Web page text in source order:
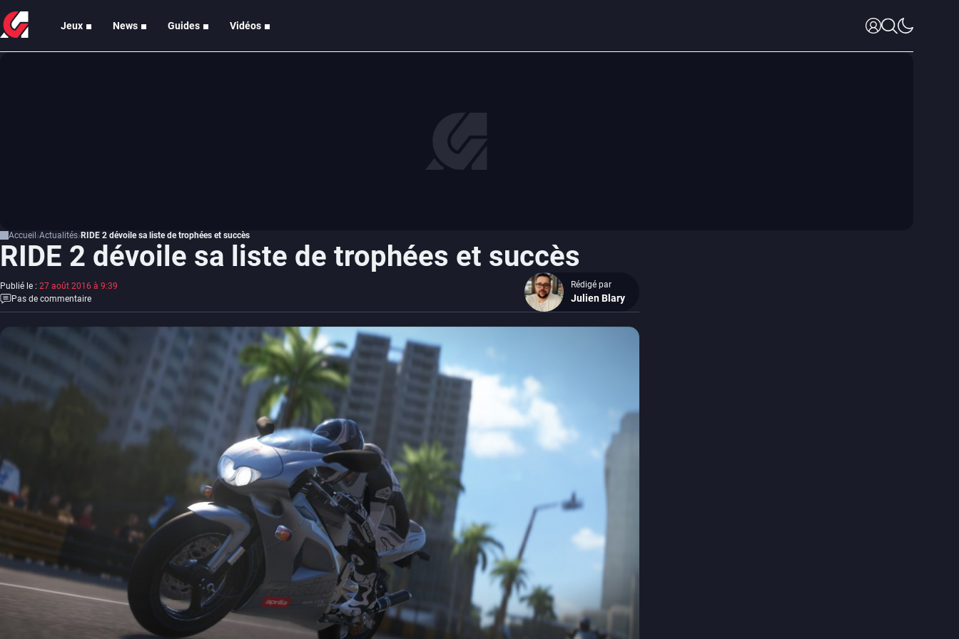
Jeux News Guides Vidéos
Accueil Actualités RIDE 2 dévoile sa liste de trophées et succès
RIDE 2 dévoile sa liste de trophées et succès
Publié le : 27 août 2016 à 9:39
Pas de commentaire
Rédigé par
Julien Blary